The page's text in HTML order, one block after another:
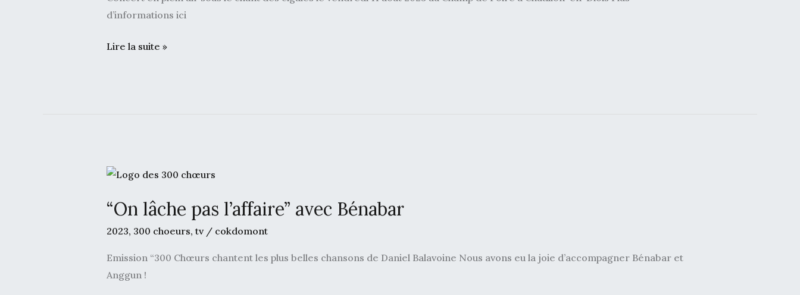
d’informations ici
EN
Lire la suite »
“On lâche pas l’affaire” avec Bénabar
2023, 300 choeurs,tv/ cokdomont
Emission “300 Chœurs chantent les plus belles chansons de Daniel Balavoine Nous avons eu la joie d’accompagner Bénabar et
Anggun !
“On
pas
Bénabar